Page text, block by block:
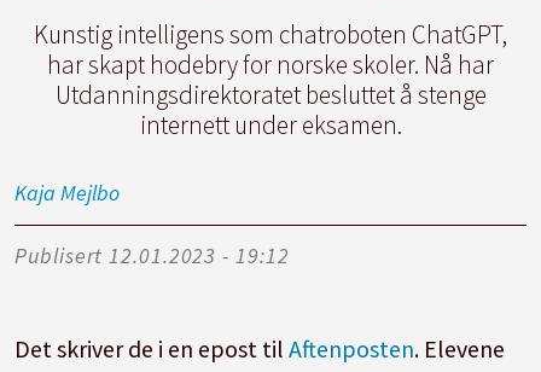
Kunstig intelligens som chatroboten ChatGPT,
har skapt hodebry for norske skoler. Nå har
Utdanningsdirektoratet besluttet å stenge
internett under eksamen.
Kaja Mejlbo
Publisert 12.01.2023 - 19:12
Det skriver de i en epost tilAftenposten. Elevene